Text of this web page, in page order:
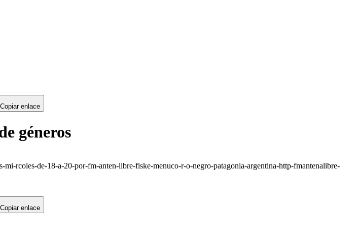
Copiar enlace
géneros
rcoles-de-18-a-20-por-fm-anten-libre-fiske-menuco-r-o-negro-patagonia-argentina-http-fmantenalibre-
Copiar enlace